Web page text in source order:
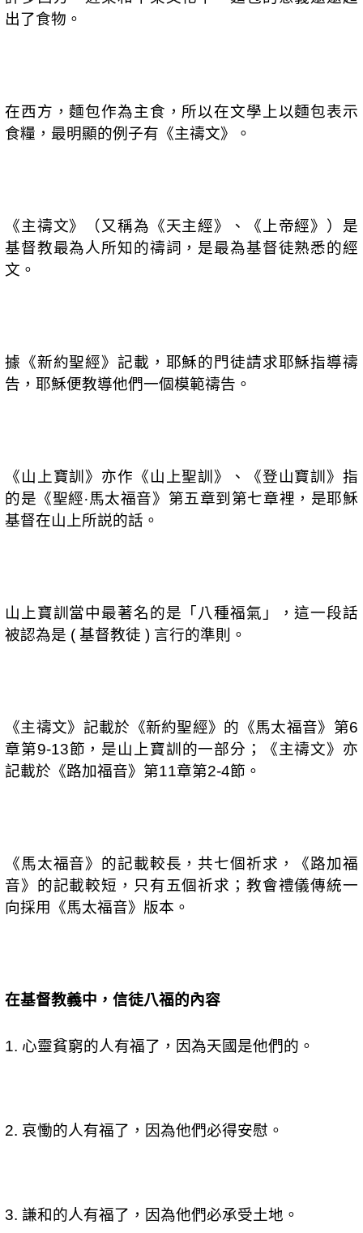
出了食物。
在西方，麵包作為主食，所以在文學上以麵包表示
食糧，最明顯的例子有《主禱文》。
《主禱文》（又稱為《天主經》、《上帝經》）是
基督教最為人所知的禱詞，是最為基督徒熟悉的經
文。
據《新約聖經》記載，耶穌的門徒請求耶穌指導禱
告，耶穌便教導他們一個模範禱告。
《山上寶訓》亦作《山上聖訓》、《登山寶訓》指
的是《聖經‧馬太福音》第五章到第七章裡，是耶穌
基督在山上所説的話。
山上寶訓當中最著名的是「八種福氣」，這一段話
被認為是 ( 基督教徒 ) 言行的準則。
《主禱文》記載於《新約聖經》的《馬太福音》第6
章第9-13節，是山上寶訓的一部分；《主禱文》亦
記載於《路加福音》第11章第2-4節。
《馬太福音》的記載較長，共七個祈求，《路加福
音》的記載較短，只有五個祈求；教會禮儀傳統一
向採用《馬太福音》版本。
在基督教義中，信徒八福的內容
1. 心靈貧窮的人有福了，因為天國是他們的。
2. 哀慟的人有福了，因為他們必得安慰。
3. 謙和的人有福了，因為他們必承受土地。